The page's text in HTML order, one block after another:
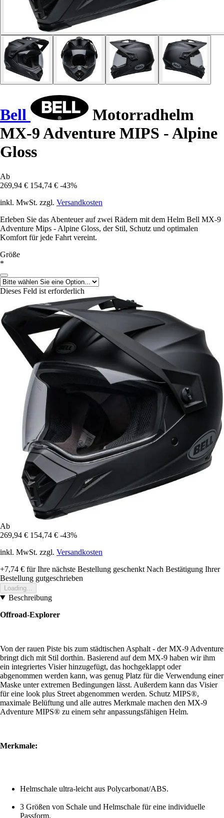
Bell
Motorradhelm
MX-9 Adventure MIPS - Alpine
Gloss
Ab
269,94 € 154,74 € -43%
inkl. MwSt. zzgl. Versandkosten
Erleben Sie das Abenteuer auf zwei Rädern mit dem Helm Bell MX-9
Adventure Mips - Alpine Gloss, der Stil, Schutz und optimalen
Komfort für jede Fahrt vereint.
Größe
*
Dieses Feld ist erforderlich
Ab
269,94 € 154,74 € -43%
inkl. MwSt. zzgl. Versandkosten
+7,74 € für Ihre nächste Bestellung geschenkt Nach Bestätigung Ihrer
Bestellung gutgeschrieben
Loading...
Beschreibung
Offroad-Explorer
Von der rauen Piste bis zum städtischen Asphalt - der MX-9 Adventure
bringt dich mit Stil dorthin. Basierend auf dem MX-9 haben wir ihm
ein integriertes Visier hinzugefügt, das hochgeklappt oder
abgenommen werden kann, was genug Platz für die Verwendung einer
Maske unter extremen Bedingungen lässt. Außerdem kann das Visier
für eine look plus Street abgenommen werden. Schutz MIPS®️,
maximale Belüftung und alle autres Merkmale machen den MX-9
Adventure MIPS®️ zu einem sehr anpassungsfähigen Helm.
Merkmale:
Helmschale ultra-leicht aus Polycarbonat/ABS.
3 Größen von Schale und Helmschale für eine individuelle
Passform.